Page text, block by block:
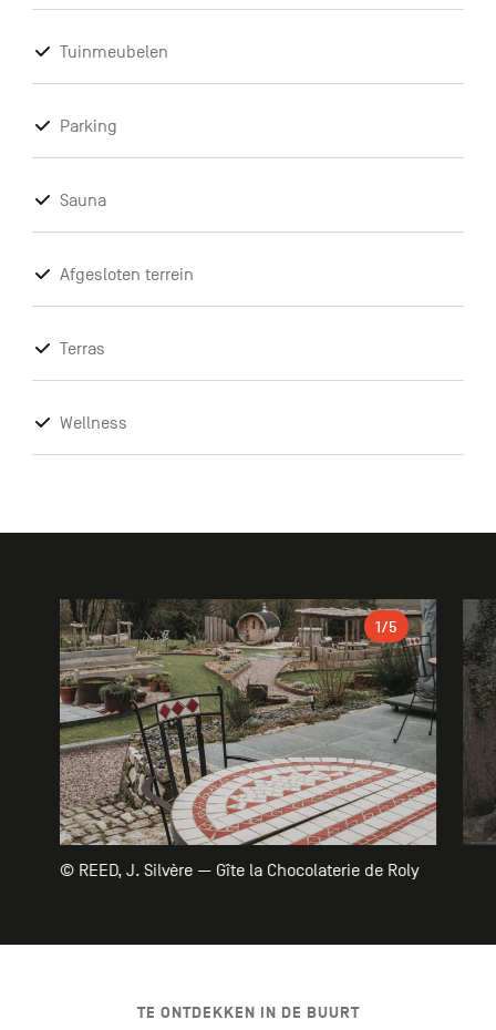
Tuinmeubelen
Parking
Sauna
Afgesloten terrein
Terras
Wellness
Galerie
© REED, J. Silvère — Gîte la Chocolaterie de Roly
1/5
TE ONTDEKKEN IN DE BUURT